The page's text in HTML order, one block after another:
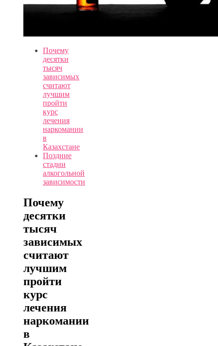
Почему
десятки
тысяч
зависимых
считают
лучшим
пройти
курс
лечения
наркомании
в
Казахстане
Поздние
стадии
алкогольной
зависимости
Почему
десятки
тысяч
зависимых
считают
лучшим
пройти
курс
лечения
наркомании
в